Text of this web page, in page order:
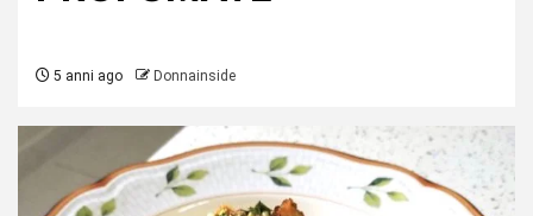
5 anni ago Donnainside